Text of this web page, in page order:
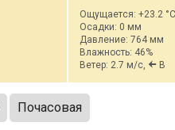
Ощущается: +23.2 °C
Осадки: 0 мм
Давление: 764 мм
Влажность: 46%
Ветер: 2.7 м/с,
В
Почасовая